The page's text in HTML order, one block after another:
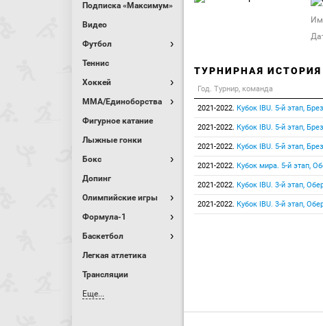
Подписка «Максимум»
Видео
Футбол
Теннис
Хоккей
MMA/Единоборства
Фигурное катание
Лыжные гонки
Бокс
Допинг
Олимпийские игры
Формула-1
Баскетбол
Легкая атлетика
Трансляции
Еще...
ТУРНИРНАЯ ИСТОРИЯ
Год. Турнир, команда
2021-2022. Кубок IBU. 5-й этап,
2021-2022. Кубок IBU. 5-й этап,
2021-2022. Кубок IBU. 5-й этап,
2021-2022. Кубок мира. 5-й этап,
2021-2022. Кубок IBU. 3-й этап,
2021-2022. Кубок IBU. 3-й этап,